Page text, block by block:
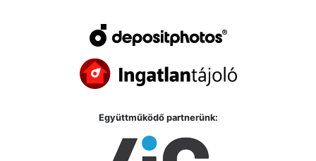
Együttműködő partnerünk: